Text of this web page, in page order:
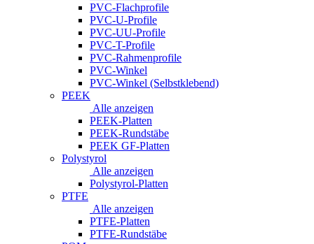
PVC-Flachprofile
PVC-U-Profile
PVC-UU-Profile
PVC-T-Profile
PVC-Rahmenprofile
PVC-Winkel
PVC-Winkel (Selbstklebend)
PEEK
Alle anzeigen
PEEK-Platten
PEEK-Rundstäbe
PEEK GF-Platten
Polystyrol
Alle anzeigen
Polystyrol-Platten
PTFE
Alle anzeigen
PTFE-Platten
PTFE-Rundstäbe